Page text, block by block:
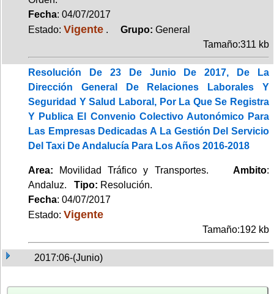
Fecha: 04/07/2017
Estado: Vigente . Grupo: General
Tamaño:311 kb
Resolución De 23 De Junio De 2017, De La
Dirección General De Relaciones Laborales Y
Seguridad Y Salud Laboral, Por La Que Se Registra
Y Publica El Convenio Colectivo Autonómico Para
Las Empresas Dedicadas A La Gestión Del Servicio
Del Taxi De Andalucía Para Los Años 2016-2018
Area: Movilidad Tráfico y Transportes. Ambito:
Andaluz. Tipo: Resolución.
Fecha: 04/07/2017
Estado: Vigente
Tamaño:192 kb
2017:06-(Junio)